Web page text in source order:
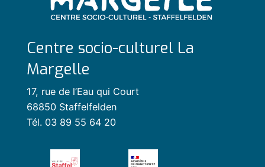
Centre socio-culturel La
Margelle
17, rue de l’Eau qui Court
68850 Staffelfelden
Tél. 03 89 55 64 20